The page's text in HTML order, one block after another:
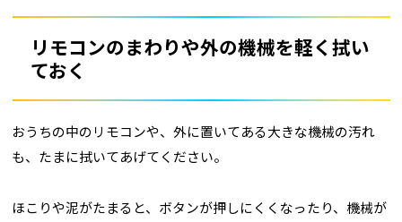
リモコンのまわりや外の機械を軽く拭い
ておく
おうちの中のリモコンや、外に置いてある大きな機械の汚れ
も、たまに拭いてあげてください。
ほこりや泥がたまると、ボタンが押しにくくなったり、機械が